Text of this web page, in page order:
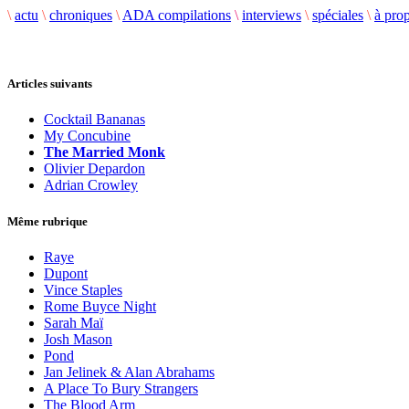
\ actu \ chroniques \ ADA compilations \ interviews \ spéciales \ à
Articles suivants
Cocktail Bananas
My Concubine
The Married Monk
Olivier Depardon
Adrian Crowley
Même rubrique
Raye
Dupont
Vince Staples
Rome Buyce Night
Sarah Maï
Josh Mason
Pond
Jan Jelinek & Alan Abrahams
A Place To Bury Strangers
The Blood Arm